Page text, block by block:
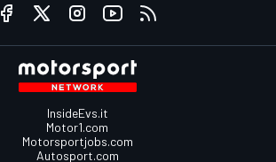
InsideEvs.it
Motor1.com
Motorsportjobs.com
Autosport.com